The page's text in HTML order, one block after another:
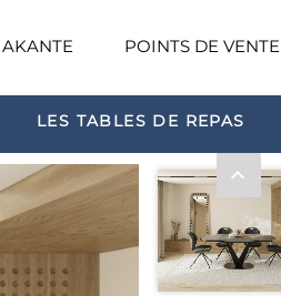
POINTS DE VENTE
LES TABLES DE REPAS